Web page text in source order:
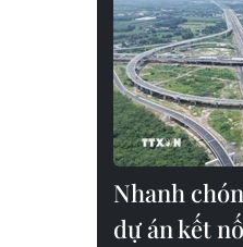
Nhanh
dự án kết